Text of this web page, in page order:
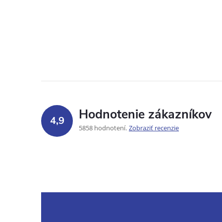
4,9 Hodnotenie zákazníkov
5858 hodnotení Zobraziť recenzie